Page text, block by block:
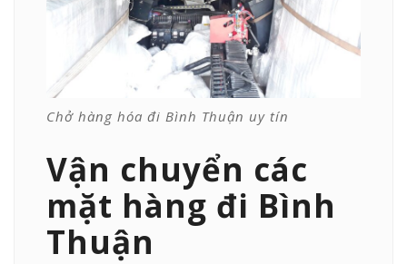
Chở hàng hóa đi Bình Thuận uy tín
Vận chuyển các
mặt hàng đi Bình
Thuận